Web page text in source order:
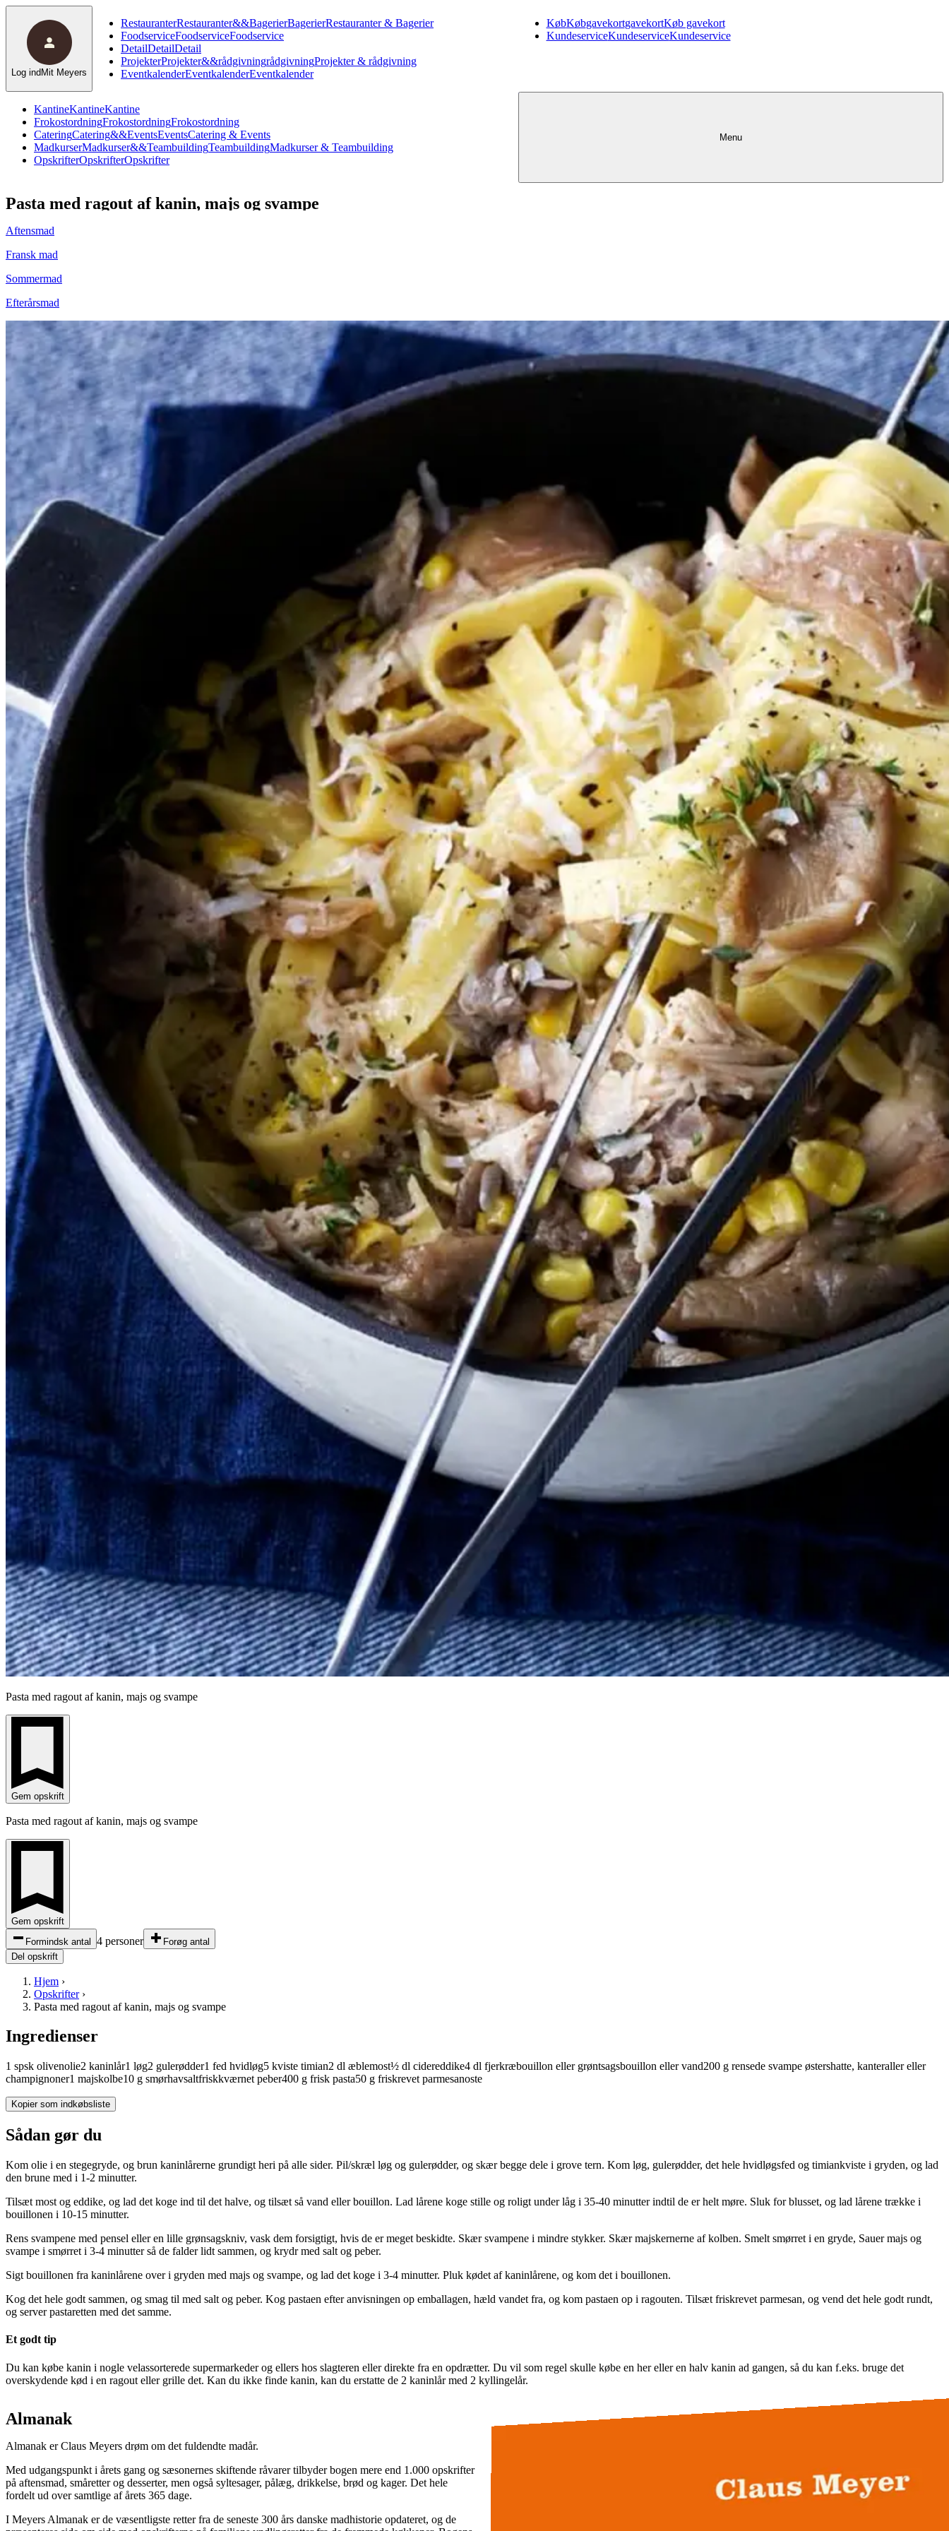
KantineKantineKantine
FrokostordningFrokostordningFrokostordning
CateringCatering&&EventsEventsCatering & Events
MadkurserMadkurser&&TeambuildingTeambuildingMadkurser & Teambuilding
OpskrifterOpskrifterOpskrifter
RestauranterRestauranter&&BagerierBagerierRestauranter & Bagerier
FoodserviceFoodserviceFoodservice
DetailDetailDetail
ProjekterProjekter&&rådgivningrådgivningProjekter & rådgivning
EventkalenderEventkalenderEventkalender
KøbKøbgavekortgavekortKøb gavekort
KundeserviceKundeserviceKundeservice
Log ind Mit Meyers
Menu
Pasta med ragout af kanin, majs og svampe
Aftensmad
Fransk mad
Sommermad
Efterårsmad
Pasta med ragout af kanin, majs og svampe
Gem opskrift
Pasta med ragout af kanin, majs og svampe
Gem opskrift
Formindsk antal 4 personer
Forøg antal
Del opskrift
Hjem ›
Opskrifter›
Pasta med ragout af kanin, majs og svampe
Ingredienser
1 spsk olivenolie2 kaninlår1 løg2 gulerødder1 fed hvidløg5 kviste timian2 dl æblemost½ dl cidereddike4 dl fjerkræbouillon eller grøntsagsbouillon eller vand200 g rensede svampe østershatte, kanteraller eller
champignoner1 majskolbe10 g smørhavsaltfriskkværnet peber400 g frisk pasta50 g friskrevet parmesanoste
Kopier som indkøbsliste
Sådan gør du
Kom olie i en stegegryde, og brun kaninlårerne grundigt heri på alle sider. Pil/skræl løg og gulerødder, og skær begge dele i grove tern. Kom løg, gulerødder, det hele hvidløgsfed og timiankviste i gryden, og lad
den brune med i 1-2 minutter.
Tilsæt most og eddike, og lad det koge ind til det halve, og tilsæt så vand eller bouillon. Lad lårene koge stille og roligt under låg i 35-40 minutter indtil de er helt møre. Sluk for blusset, og lad lårene trække i
bouillonen i 10-15 minutter.
Rens svampene med pensel eller en lille grønsagskniv, vask dem forsigtigt, hvis de er meget beskidte. Skær svampene i mindre stykker. Skær majskernerne af kolben. Smelt smørret i en gryde, Sauer majs og
svampe i smørret i 3-4 minutter så de falder lidt sammen, og krydr med salt og peber.
Sigt bouillonen fra kaninlårene over i gryden med majs og svampe, og lad det koge i 3-4 minutter. Pluk kødet af kaninlårene, og kom det i bouillonen.
Kog det hele godt sammen, og smag til med salt og peber. Kog pastaen efter anvisningen op emballagen, hæld vandet fra, og kom pastaen op i ragouten. Tilsæt friskrevet parmesan, og vend det hele godt rundt,
og server pastaretten med det samme.
Et godt tip
Du kan købe kanin i nogle velassorterede supermarkeder og ellers hos slagteren eller direkte fra en opdrætter. Du vil som regel skulle købe en her eller en halv kanin ad gangen, så du kan f.eks. bruge det
overskydende kød i en ragout eller grille det. Kan du ikke finde kanin, kan du erstatte de 2 kaninlår med 2 kyllingelår.
Almanak
Almanak er Claus Meyers drøm om det fuldendte madår.
Med udgangspunkt i årets gang og sæsonernes skiftende råvarer tilbyder bogen mere end 1.000 opskrifter
på aftensmad, småretter og desserter, men også syltesager, pålæg, drikkelse, brød og kager. Det hele
fordelt ud over samtlige af årets 365 dage.
I Meyers Almanak er de væsentligste retter fra de seneste 300 års danske madhistorie opdateret, og de